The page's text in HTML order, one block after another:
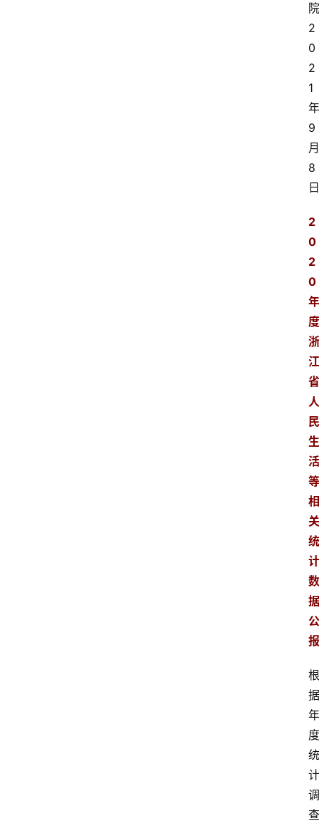
院
2
0
2
1
年
9
月
8
日
2
0
2
0
年
度
浙
江
省
人
民
生
活
等
相
关
统
计
数
据
公
报
根
据
年
度
统
计
调
查